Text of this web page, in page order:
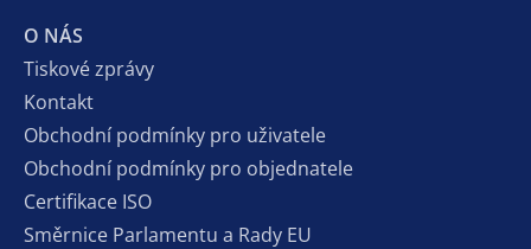
O NÁS
Tiskové zprávy
Kontakt
Obchodní podmínky pro uživatele
Obchodní podmínky pro objednatele
Certifikace ISO
Směrnice Parlamentu a Rady EU